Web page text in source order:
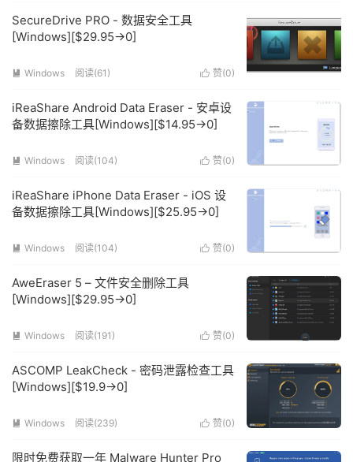
SecureDrive PRO - 数据安全工具
[Windows][$29.95→0]
 赞(0)
 Windows 阅读(61)
iReaShare Android Data Eraser - 安卓设
备数据擦除工具[Windows][$14.95→0]
 赞(0)
 Windows 阅读(104)
iReaShare iPhone Data Eraser - iOS 设
备数据擦除工具[Windows][$25.95→0]
 赞(0)
 Windows 阅读(104)
AweEraser 5 – 文件安全删除工具
[Windows][$29.95→0]
 赞(0)
 Windows 阅读(191)
ASCOMP LeakCheck - 密码泄露检查工具
[Windows][$19.9→0]
 赞(0)
 Windows 阅读(239)
限时免费获取一年 Malware Hunter Pro